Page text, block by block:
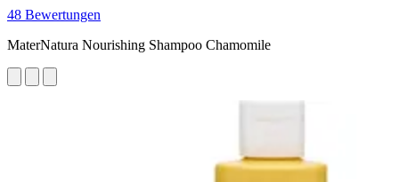
48 Bewertungen
MaterNatura Nourishing Shampoo Chamomile